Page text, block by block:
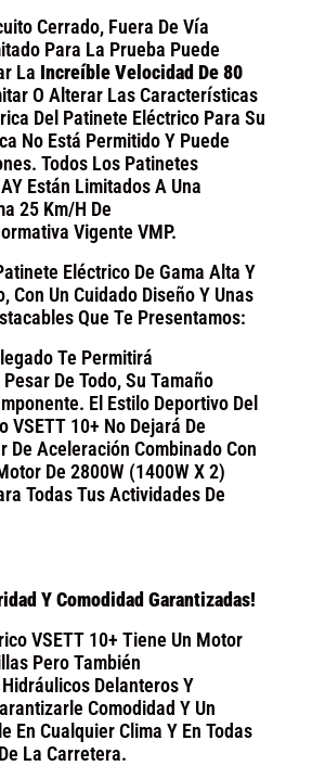
Cerrado, Fuera De Vía
Para La Prueba Puede
La Increíble Velocidad De 80
O Alterar Las Características
Del Patinete Eléctrico Para Su
No Está Permitido Y Puede
Todos Los Patinetes
Están Limitados A Una
25 Km/h De
Vigente VMP.
Eléctrico De Gama Alta Y
Con Un Cuidado Diseño Y Unas
Que Te Presentamos:
Te Permitirá
De Todo, Su Tamaño
El Estilo Deportivo Del
VSETT 10+ No Dejará De
De Aceleración Combinado Con
De 2800W (1400W X 2)
Todas Tus Actividades De
Y Comodidad Garantizadas!
VSETT 10+ Tiene Un Motor
Pero También
Delanteros Y
Comodidad Y Un
En Cualquier Clima Y En Todas
La Carretera.